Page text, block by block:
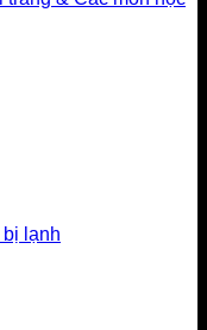
lạnh